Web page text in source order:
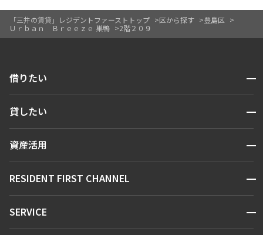
「三井の賃貸」レジデントファーストトップ 区から探す
豊島区
Ｕｒｂａｎ Ｂｒｅｅｚｅ 巣鴨
2階２０９
借りたい 開閉
人気エリアから探す
新着情報から探す
貸したい 開閉
お問い合わせ
資産活用 開閉
お問い合わせ
RESIDENT FIRST CHANNEL 開閉
マンションレポート
SERVICE 開閉